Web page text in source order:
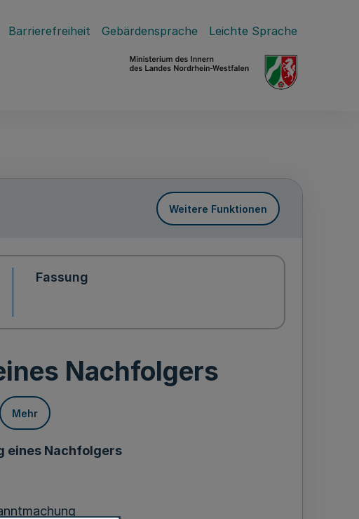
Barrierefreiheit Gebärdensprache Leichte Sprache
Weitere Funktionen
Fassung
Nachfolgers
Mehr
eines Nachfolgers